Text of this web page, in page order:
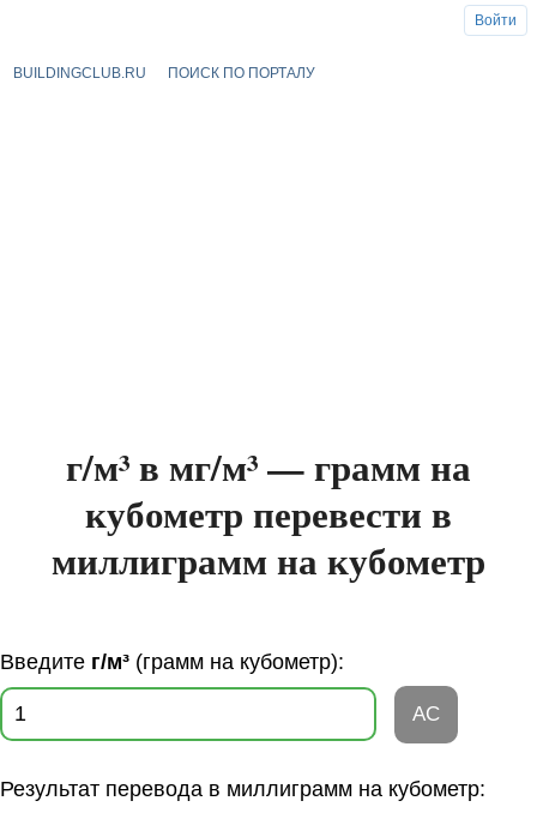
BUILDINGCLUB.RU ПОИСК ПО ПОРТАЛУ
г/м³ в мг/м³ — грамм на
кубометр перевести в
миллиграмм на кубометр
Введите г/м³ (грамм на кубометр):
AC
Результат перевода в миллиграмм на кубометр:
Войти